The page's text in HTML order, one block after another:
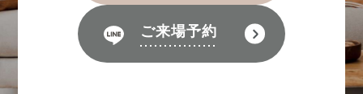
ご来場予約